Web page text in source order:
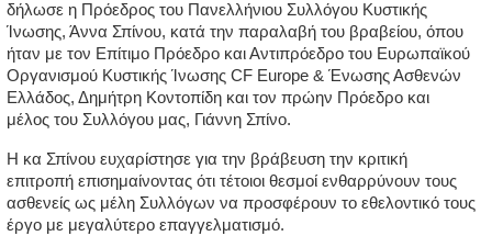
δήλωσε η Πρόεδρος του Πανελλήνιου Συλλόγου Κυστικής
Ίνωσης, Άννα Σπίνου, κατά την παραλαβή του βραβείου, όπου
ήταν με τον Επίτιμο Πρόεδρο και Αντιπρόεδρο του Ευρωπαϊκού
Οργανισμού Κυστικής Ίνωσης CF Europe & Ένωσης Ασθενών
Ελλάδος, Δημήτρη Κοντοπίδη και τον πρώην Πρόεδρο και
μέλος του Συλλόγου μας, Γιάννη Σπίνο.
Η κα Σπίνου ευχαρίστησε για την βράβευση την κριτική
επιτροπή επισημαίνοντας ότι τέτοιοι θεσμοί ενθαρρύνουν τους
ασθενείς ως μέλη Συλλόγων να προσφέρουν το εθελοντικό τους
έργο με μεγαλύτερο επαγγελματισμό.